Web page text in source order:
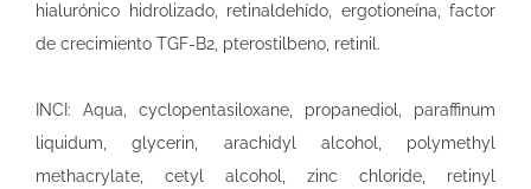
hialurónico hidrolizado, retinaldehído, ergotioneína, factor
de crecimiento TGF-B2, pterostilbeno, retinil.
INCI: Aqua, cyclopentasiloxane, propanediol, paraffinum
liquidum, glycerin, arachidyl alcohol, polymethyl
methacrylate, cetyl alcohol, zinc chloride, retinyl